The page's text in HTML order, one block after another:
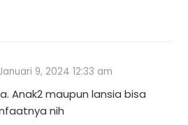
9, 2024 12:33 am
Anak2 maupun lansia bisa
nih